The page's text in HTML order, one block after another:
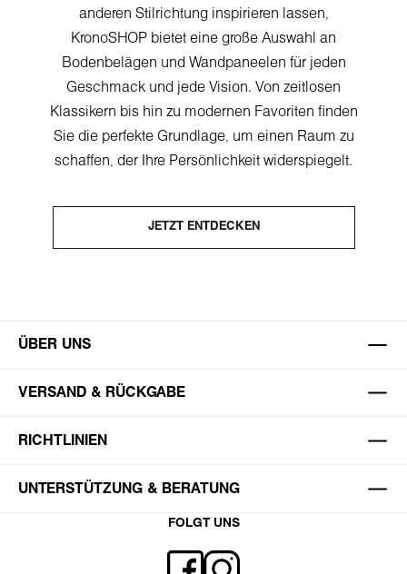
anderen Stilrichtung inspirieren lassen,
KronoSHOP bietet eine große Auswahl an
Bodenbelägen und Wandpaneelen für jeden
Geschmack und jede Vision. Von zeitlosen
Klassikern bis hin zu modernen Favoriten finden
Sie die perfekte Grundlage, um einen Raum zu
schaffen, der Ihre Persönlichkeit widerspiegelt.
JETZT ENTDECKEN
ÜBER UNS
VERSAND & RÜCKGABE
RICHTLINIEN
UNTERSTÜTZUNG & BERATUNG
FOLGT UNS